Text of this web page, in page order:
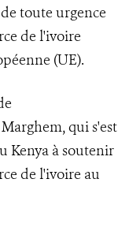
toute urgence
de l'ivoire
(UE).
qui s'est
Kenya à soutenir
de l'ivoire au